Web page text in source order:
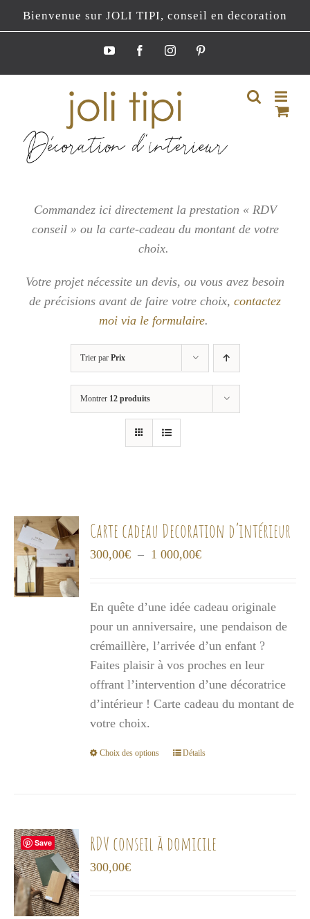
Passer
au
Bienvenue sur JOLI TIPI, conseil en decoration
YouTubeFacebookInstagramPinterest
Commandez ici directement la prestation « RDV
conseil » ou la carte-cadeau du montant de votre
choix.
Votre projet nécessite un devis, ou vous avez besoin
de précisions avant de faire votre choix, contactez
moi via le formulaire.
Trier par Prix
Montrer 12 produits
Carte cadeau Decoration d’intérieur
300,00€ – 1 000,00€Plage
300,00€
à
1
000,00€
En quête d’une idée cadeau originale
pour un anniversaire, une pendaison de
crémaillère, l’arrivée d’un enfant ?
Faites plaisir à vos proches en leur
offrant l’intervention d’une décoratrice
d’intérieur ! Carte cadeau du montant de
votre choix.
Choix des options
Ce
Les
Détails
RDV conseil à domicile
300,00€
Save